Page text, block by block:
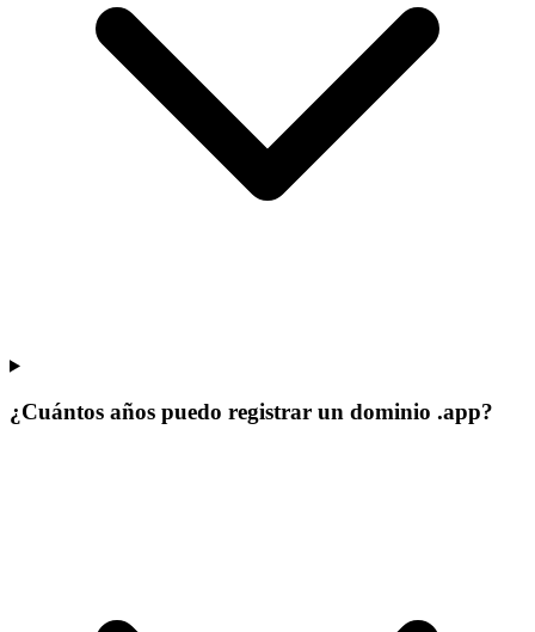
¿Cuántos años puedo registrar un dominio .app?